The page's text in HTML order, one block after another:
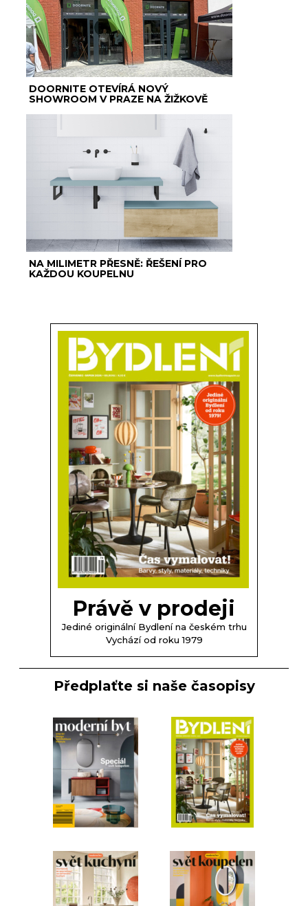
DOORNITE OTEVÍRÁ NOVÝ
SHOWROOM V PRAZE NA ŽIŽKOVĚ
NA MILIMETR PŘESNĚ: ŘEŠENÍ PRO
KAŽDOU KOUPELNU
Právě v prodeji
Jediné originální Bydlení na českém trhu
Vychází od roku 1979
Předplaťte si naše časopisy